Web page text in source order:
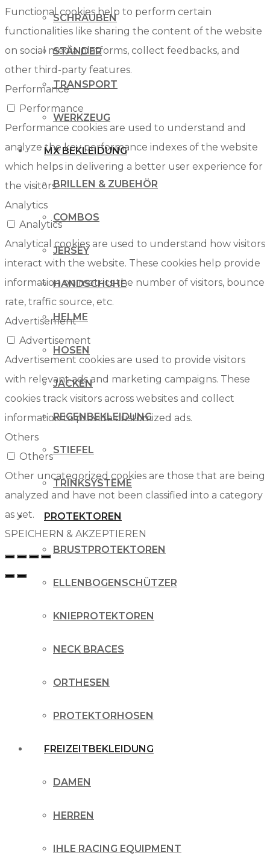
SCHRAUBEN
STÄNDER
TRANSPORT
WERKZEUG
MX BEKLEIDUNG
BRILLEN & ZUBEHÖR
COMBOS
JERSEY
HANDSCHUHE
HELME
HOSEN
JACKEN
REGENBEKLEIDUNG
STIEFEL
TRINKSYSTEME
PROTEKTOREN
BRUSTPROTEKTOREN
ELLENBOGENSCHÜTZER
KNIEPROTEKTOREN
NECK BRACES
ORTHESEN
PROTEKTORHOSEN
FREIZEITBEKLEIDUNG
DAMEN
HERREN
IHLE RACING EQUIPMENT
Functional cookies help to perform certain
functionalities like sharing the content of the website
on social media platforms, collect feedbacks, and
other third-party features.
Performance
Performance
Performance cookies are used to understand and
analyze the key performance indexes of the website
which helps in delivering a better user experience for
the visitors.
Analytics
Analytics
Analytical cookies are used to understand how visitors
interact with the website. These cookies help provide
information on metrics the number of visitors, bounce
rate, traffic source, etc.
Advertisement
Advertisement
Advertisement cookies are used to provide visitors
with relevant ads and marketing campaigns. These
cookies track visitors across websites and collect
information to provide customized ads.
Others
Others
Other uncategorized cookies are those that are being
analyzed and have not been classified into a category
as yet.
SPEICHERN & AKZEPTIEREN